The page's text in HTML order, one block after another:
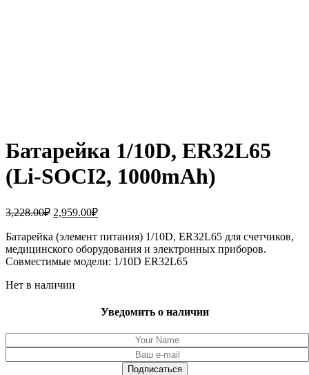
Батарейка 1/10D, ER32L65
(Li-SOCI2, 1000mAh)
3,228.00₽ Первоначальная
составляла
3,228.00₽.
2,959.00₽Текущая
2,959.00₽.
Батарейка (элемент питания) 1/10D, ER32L65 для счетчиков,
медицинского оборудования и электронных приборов.
Совместимые модели: 1/10D ER32L65
Нет в наличии
Уведомить о наличии